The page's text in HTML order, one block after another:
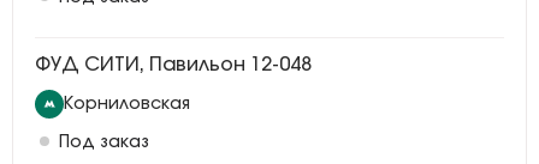
ФУД СИТИ, Павильон 12-048
Корниловская
Под заказ